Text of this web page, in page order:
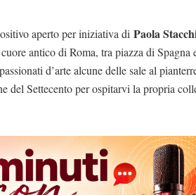
aperto per iniziativa di Paola
antico di Roma, tra piazza di Spagna
d’arte alcune delle sale al
del Settecento per ospitarvi la propria